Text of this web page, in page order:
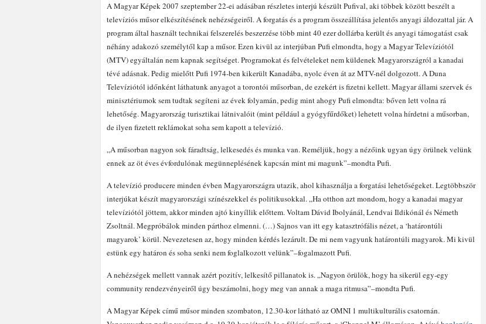
A Magyar Képek 2007 szeptember 22-ei adásában részletes interjú készült Pufival, aki többek között beszélt a
televíziós műsor elkészítésének nehézségeiről. A forgatás és a program összeállítása jelentős anyagi áldozattal jár. A
program által használt technikai felszerelés beszerzése több mint 40 ezer dollárba került és anyagi támogatást csak
néhány adakozó személytől kap a műsor. Ezen kivül az interjúban Pufi elmondta, hogy a Magyar Televíziótól
(MTV) egyáltalán nem kapnak segítséget. Programokat és felvételeket nem küldenek Magyarországról a kanadai
tévé adásnak. Pedig mielőtt Pufi 1974-ben kikerült Kanadába, nyolc éven át az MTV-nél dolgozott. A Duna
Televíziótól időnként láthatunk anyagot a torontói műsorban, de ezekért is fizetni kellett. Magyar állami szervek és
minisztériumok sem tudtak segíteni az évek folyamán, pedig mint ahogy Pufi elmondta: bőven lett volna rá
lehetőség. Magyarország turisztikai látnivalóit (mint például a gyógyfűrdőket) lehetett volna hírdetni a műsorban,
de ilyen fizetett reklámokat soha sem kapott a televízió.
„A műsorban nagyon sok fáradtság, lelkesedés és munka van. Reméljük, hogy a nézőink ugyan úgy örülnek velünk
ennek az öt éves évfordulónak megünneplésének kapcsán mint mi magunk”–mondta Pufi.
A televízió producere minden évben Magyarországra utazik, ahol kihasználja a forgatási lehetőségeket. Legtöbbször
interjúkat készít magyarországi színészekkel és politikusokkal. „Ha otthon azt mondom, hogy a kanadai magyar
televíziótól jöttem, akkor minden ajtó kinyíllik előttem. Voltam Dávid Ibolyánál, Lendvai Ildikónál és Németh
Zsoltnál. Megpróbálok minden párthoz elmenni. (…) Sajnos van itt egy katasztrófális nézet, a ‘határontúli
magyarok’ körül. Nevezetesen az, hogy minden kérdés lezárult. De mi nem vagyunk határontúli magyarok. Mi kivül
estünk egy határon és soha senki nem foglalkozott velünk”–fogalmazott Pufi.
A nehézségek mellett vannak azért pozitív, lelkesítő pillanatok is. „Nagyon örülök, hogy ha sikerül egy-egy
community rendezvényeiről úgy beszámolni, hogy meg van annak a maga ritmusa”–mondta Pufi.
A Magyar Képek című műsor minden szombaton, 12.30-kor látható az OMNI 1 multikulturális csatornán.